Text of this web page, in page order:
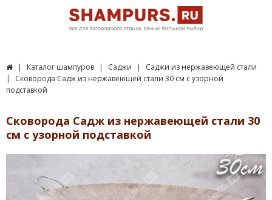
Каталог шампуров Саджи
Саджи из нержавеющей стали
Сковорода Садж из нержавеющей стали 30 см с узорной
подставкой
Сковорода Садж из нержавеющей стали 30
см с узорной подставкой